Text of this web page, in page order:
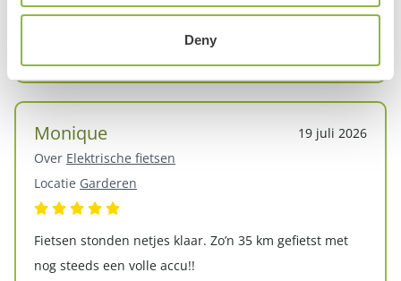
Deny
activiteit zeker een aanrader!
Monique
19 juli 2026
Over Elektrische fietsen
Locatie Garderen
Fietsen stonden netjes klaar. Zo’n 35 km gefietst met
nog steeds een volle accu!!